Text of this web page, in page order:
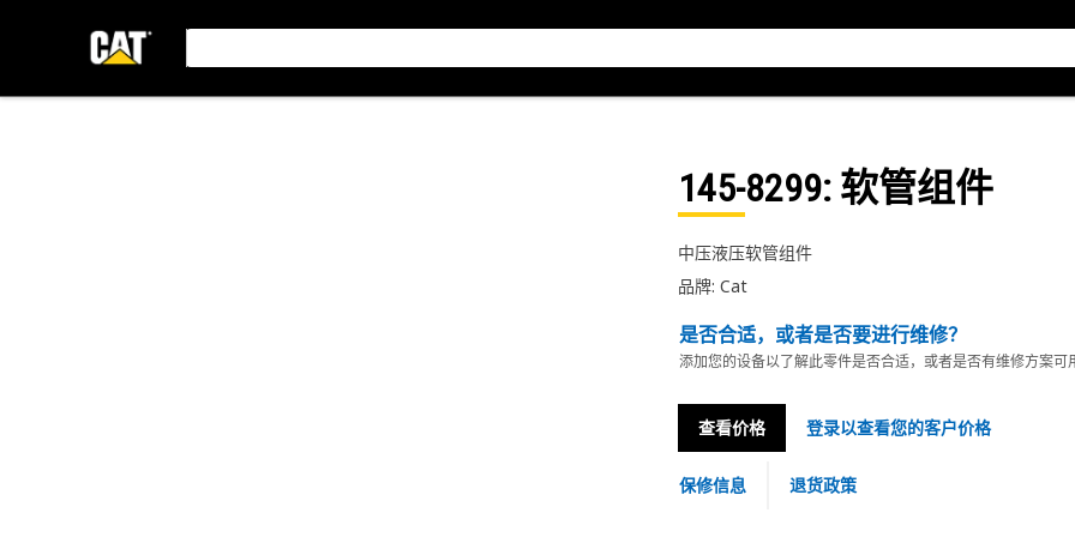
145-8299: 软管组件
中压液压软管组件
品牌: Cat
是否合适，或者是否要进行维修？
添加您的设备以了解此零件是否合适，或者是否有维修方案可
查看价格 登录以查看您的客户价格
保修信息 退货政策